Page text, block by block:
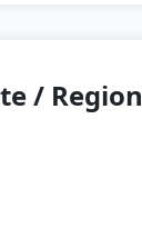
/ Region